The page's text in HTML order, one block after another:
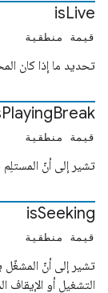
isLive
قيمة منطقية
تحديد ما إذا كان
PlayingBreak
قيمة منطقية
تشير إلى أنّ
isSeeking
قيمة منطقية
تشير إلى أنّ
التشغيل أو الإيقاف